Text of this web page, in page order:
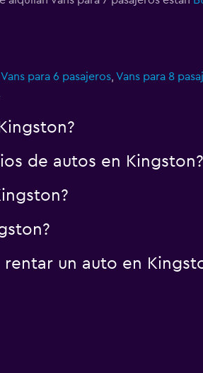
Vans para 6 pasajeros, Vans para 8
de autos en Kingston?
un auto en